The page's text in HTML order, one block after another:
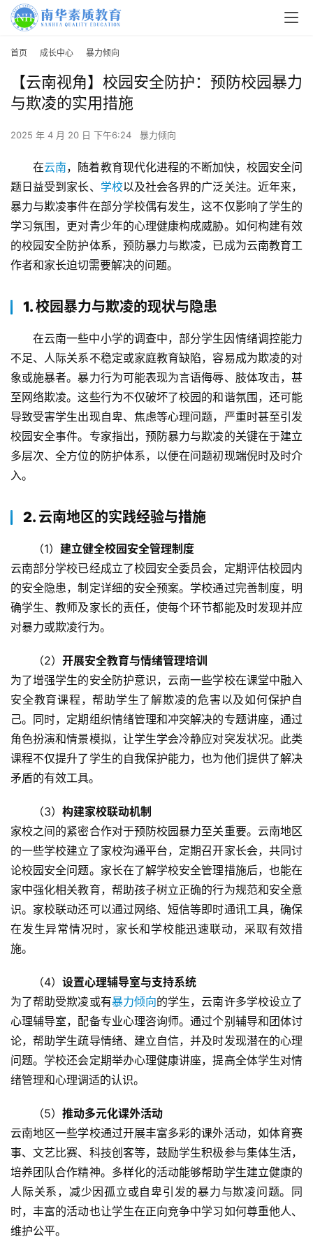
于
我
们
师
资
力
量
园
生
活
新
教
研
中
心
首页 成长中心 暴力倾向
【云南视角】校园安全防护：预防校园暴力
与欺凌的实用措施
2025 年 4 月 20 日 下午6:24 暴力倾向
在云南，随着教育现代化进程的不断加快，校园安全问
题日益受到家长、 学校以及社会各界的广泛关注。近年来，
暴力与欺凌事件在部分学校偶有发生，这不仅影响了学生的
学习氛围，更对青少年的心理健康构成威胁。如何构建有效
的校园安全防护体系，预防暴力与欺凌，已成为云南教育工
作者和家长迫切需要解决的问题。
1. 校园暴力与欺凌的现状与隐患
在云南一些中小学的调查中，部分学生因情绪调控能力
不足、人际关系不稳定或家庭教育缺陷，容易成为欺凌的对
象或施暴者。暴力行为可能表现为言语侮辱、肢体攻击，甚
至网络欺凌。这些行为不仅破坏了校园的和谐氛围，还可能
导致受害学生出现自卑、焦虑等心理问题，严重时甚至引发
校园安全事件。专家指出，预防暴力与欺凌的关键在于建立
多层次、全方位的防护体系，以便在问题初现端倪时及时介
入。
2. 云南地区的实践经验与措施
（1） 建立健全校园安全管理制度
云南部分学校已经成立了校园安全委员会，定期评估校园内
的安全隐患，制定详细的安全预案。学校通过完善制度，明
确学生、教师及家长的责任，使每个环节都能及时发现并应
对暴力或欺凌行为。
（2） 开展安全教育与情绪管理培训
为了增强学生的安全防护意识，云南一些学校在课堂中融入
安全教育课程，帮助学生了解欺凌的危害以及如何保护自
己。同时，定期组织情绪管理和冲突解决的专题讲座，通过
角色扮演和情景模拟，让学生学会冷静应对突发状况。此类
课程不仅提升了学生的自我保护能力，也为他们提供了解决
矛盾的有效工具。
（3） 构建家校联动机制
家校之间的紧密合作对于预防校园暴力至关重要。云南地区
的一些学校建立了家校沟通平台，定期召开家长会，共同讨
论校园安全问题。家长在了解学校安全管理措施后，也能在
家中强化相关教育，帮助孩子树立正确的行为规范和安全意
识。家校联动还可以通过网络、短信等即时通讯工具，确保
在发生异常情况时，家长和学校能迅速联动，采取有效措
施。
（4） 设置心理辅导室与支持系统
为了帮助受欺凌或有暴力倾向的学生，云南许多学校设立了
心理辅导室，配备专业心理咨询师。通过个别辅导和团体讨
论，帮助学生疏导情绪、建立自信，并及时发现潜在的心理
问题。学校还会定期举办心理健康讲座，提高全体学生对情
绪管理和心理调适的认识。
（5） 推动多元化课外活动
云南地区一些学校通过开展丰富多彩的课外活动，如体育赛
事、文艺比赛、科技创客等，鼓励学生积极参与集体生活，
培养团队合作精神。多样化的活动能够帮助学生建立健康的
人际关系，减少因孤立或自卑引发的暴力与欺凌问题。同
时，丰富的活动也让学生在正向竞争中学习如何尊重他人、
维护公平。